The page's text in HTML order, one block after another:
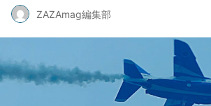
ZAZAmag編集部